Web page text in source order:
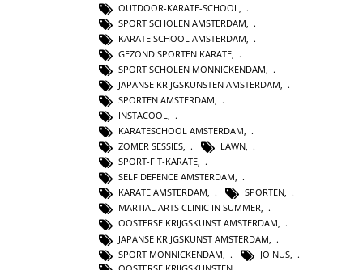
OUTDOOR-KARATE-SCHOOL
SPORT SCHOLEN AMSTERDAM
KARATE SCHOOL AMSTERDAM
GEZOND SPORTEN KARATE
SPORT SCHOLEN MONNICKENDAM
JAPANSE KRIJGSKUNSTEN AMSTERDAM
SPORTEN AMSTERDAM
INSTACOOL,
KARATESCHOOL AMSTERDAM,
ZOMER SESSIES, LAWN,
SPORT-FIT-KARATE,
SELF DEFENCE AMSTERDAM,
KARATE AMSTERDAM, SPORTEN,
MARTIAL ARTS CLINIC IN SUMMER,
OOSTERSE KRIJGSKUNST AMSTERDAM,
JAPANSE KRIJGSKUNST AMSTERDAM
SPORT MONNICKENDAM
JOINUS,